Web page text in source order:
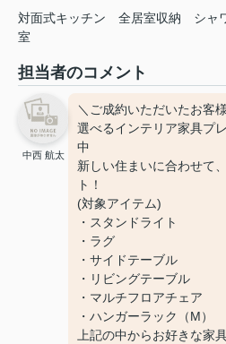
対面式キッチン 全居室収納 シャ
室
担当者のコメント
中西 航太
＼ご成約いただいたお客
選べるインテリア家具プ
中
新しい住まいに合わせて
ト！
(対象アイテム)
・スタンドライト
・ラグ
・サイドテーブル
・リビングテーブル
・マルチフロアチェア
・ハンガーラック（M）
上記の中からお好きな家